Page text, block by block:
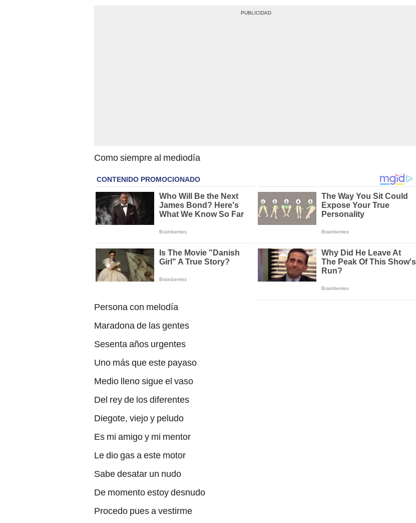
Como siempre al mediodía
Persona con melodía
Maradona de las gentes
Sesenta años urgentes
Uno más que este payaso
Medio lleno sigue el vaso
Del rey de los diferentes
Diegote, viejo y peludo
Es mi amigo y mi mentor
Le dio gas a este motor
Sabe desatar un nudo
De momento estoy desnudo
Procedo pues a vestirme